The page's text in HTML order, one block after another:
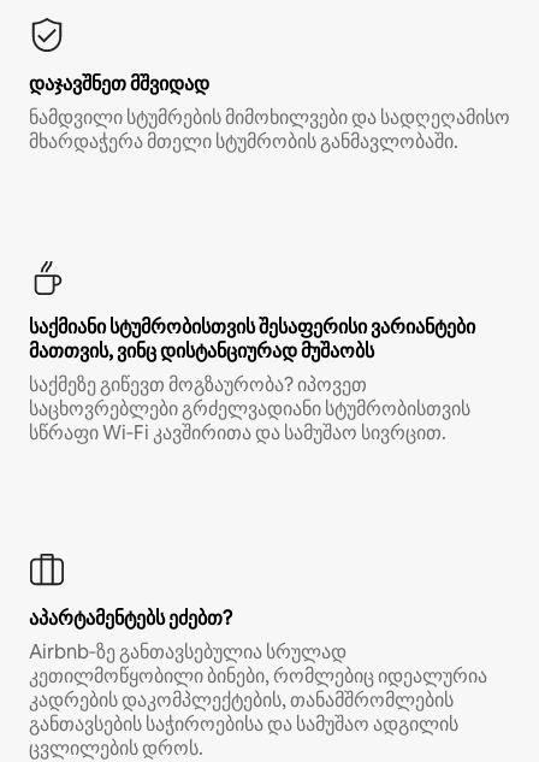
დაჯავშნეთ მშვიდად
ნამდვილი სტუმრების მიმოხილვები და სადღეღამისო
მხარდაჭერა მთელი სტუმრობის განმავლობაში.
საქმიანი სტუმრობისთვის შესაფერისი ვარიანტები
მათთვის, ვინც დისტანციურად მუშაობს
საქმეზე გიწევთ მოგზაურობა? იპოვეთ
საცხოვრებლები გრძელვადიანი სტუმრობისთვის
სწრაფი Wi‑Fi კავშირითა და სამუშაო სივრცით.
აპარტამენტებს ეძებთ?
Airbnb‑ზე განთავსებულია სრულად
კეთილმოწყობილი ბინები, რომლებიც იდეალურია
კადრების დაკომპლექტების, თანამშრომლების
განთავსების საჭიროებისა და სამუშაო ადგილის
ცვლილების დროს.